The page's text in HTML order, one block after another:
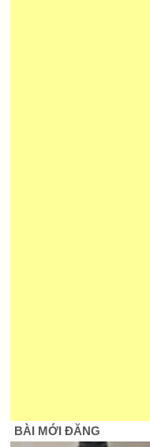
BÀI MỚI ĐĂNG